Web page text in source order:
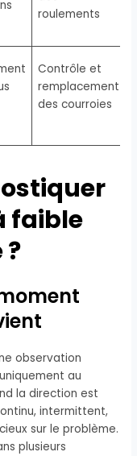
roulements
Contrôle et
remplacement
des courroies
faible
observation
au
la direction est
intermittent,
sur le problème.
plusieurs